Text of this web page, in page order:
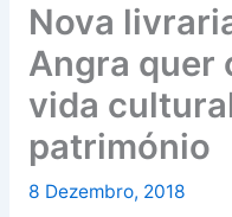
Nova
Angra quer
vida
património
8 Dezembro, 2018